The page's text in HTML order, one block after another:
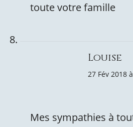
toute votre famille
Louise
27 Fév 2018
Mes sympathies à